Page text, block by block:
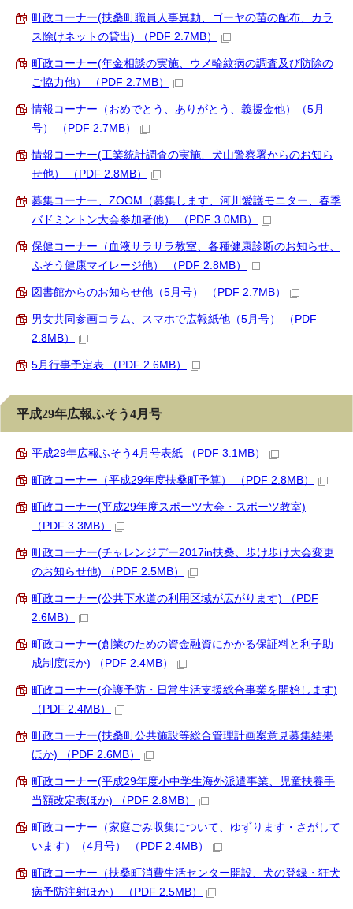
町政コーナー(扶桑町職員人事異動、ゴーヤの苗の配布、カラ
ス除けネットの貸出) （PDF 2.7MB）
町政コーナー(年金相談の実施、ウメ輪紋病の調査及び防除の
ご協力他） （PDF 2.7MB）
情報コーナー（おめでとう、ありがとう、義援金他）（5月
号） （PDF 2.7MB）
情報コーナー(工業統計調査の実施、犬山警察署からのお知ら
せ他） （PDF 2.8MB）
募集コーナー、ZOOM（募集します、河川愛護モニター、春季
バドミントン大会参加者他） （PDF 3.0MB）
保健コーナー（血液サラサラ教室、各種健康診断のお知らせ、
ふそう健康マイレージ他） （PDF 2.8MB）
図書館からのお知らせ他（5月号） （PDF 2.7MB）
男女共同参画コラム、スマホで広報紙他（5月号） （PDF
2.8MB）
5月行事予定表 （PDF 2.6MB）
平成29年広報ふそう4月号
平成29年広報ふそう4月号表紙 （PDF 3.1MB）
町政コーナー（平成29年度扶桑町予算） （PDF 2.8MB）
町政コーナー(平成29年度スポーツ大会・スポーツ教室)
（PDF 3.3MB）
町政コーナー(チャレンジデー2017in扶桑、歩け歩け大会変更
のお知らせ他) （PDF 2.5MB）
町政コーナー(公共下水道の利用区域が広がります) （PDF
2.6MB）
町政コーナー(創業のための資金融資にかかる保証料と利子助
成制度ほか) （PDF 2.4MB）
町政コーナー(介護予防・日常生活支援総合事業を開始します)
（PDF 2.4MB）
町政コーナー(扶桑町公共施設等総合管理計画案意見募集結果
ほか) （PDF 2.6MB）
町政コーナー(平成29年度小中学生海外派遣事業、児童扶養手
当額改定表ほか) （PDF 2.8MB）
町政コーナー（家庭ごみ収集について、ゆずります・さがして
います）（4月号） （PDF 2.4MB）
町政コーナー（扶桑町消費生活センター開設、犬の登録・狂犬
病予防注射ほか） （PDF 2.5MB）